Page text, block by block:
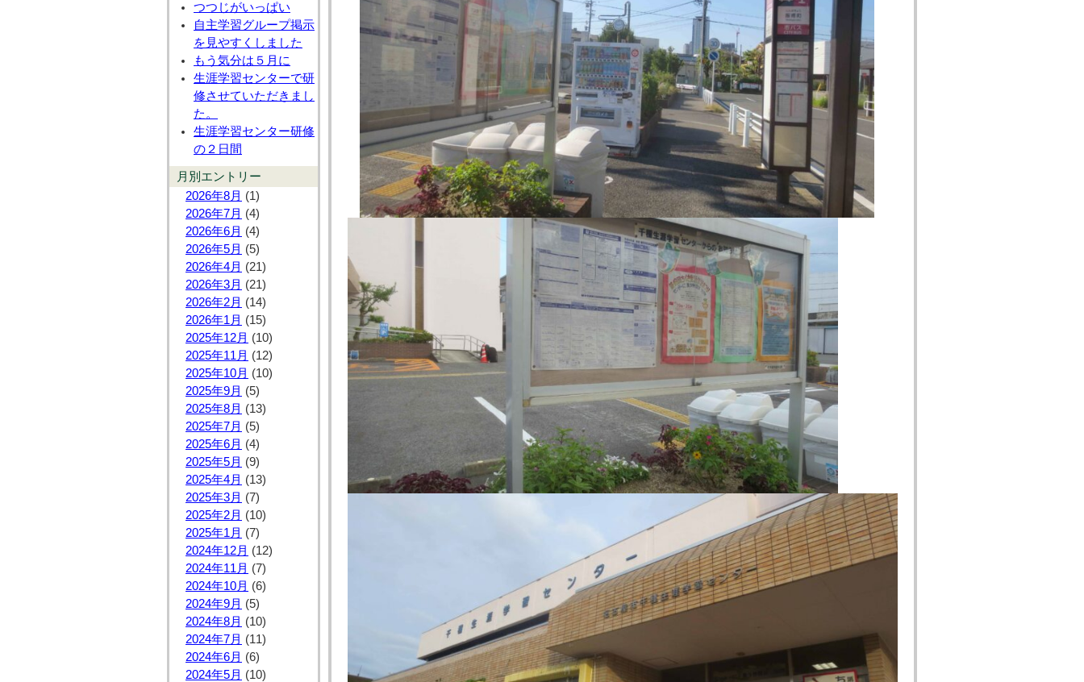
つつじがいっぱい
自主学習グループ掲示
を見やすくしました
もう気分は５月に
生涯学習センターで研
修させていただきまし
た。
生涯学習センター研修
の２日間
月別エントリー
2026年8月 (1)
2026年7月 (4)
2026年6月 (4)
2026年5月 (5)
2026年4月 (21)
2026年3月 (21)
2026年2月 (14)
2026年1月 (15)
2025年12月 (10)
2025年11月 (12)
2025年10月 (10)
2025年9月 (5)
2025年8月 (13)
2025年7月 (5)
2025年6月 (4)
2025年5月 (9)
2025年4月 (13)
2025年3月 (7)
2025年2月 (10)
2025年1月 (7)
2024年12月 (12)
2024年11月 (7)
2024年10月 (6)
2024年9月 (5)
2024年8月 (10)
2024年7月 (11)
2024年6月 (6)
2024年5月 (10)